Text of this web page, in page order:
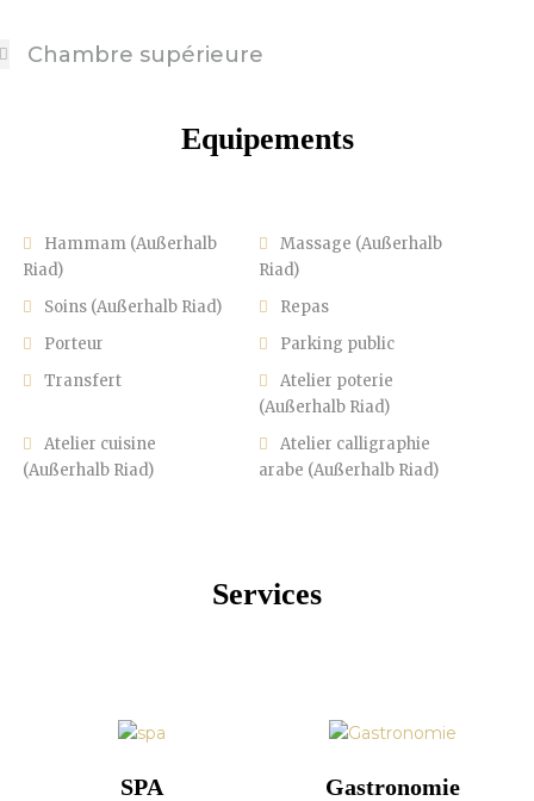
Chambre supérieure
Equipements
Hammam (Außerhalb
Riad)
Massage (Außerhalb
Riad)
Soins (Außerhalb Riad)
Repas
Porteur
Parking public
Transfert
Atelier poterie
(Außerhalb Riad)
Atelier cuisine
(Außerhalb Riad)
Atelier calligraphie
arabe (Außerhalb Riad)
Services
SPA Gastronomie